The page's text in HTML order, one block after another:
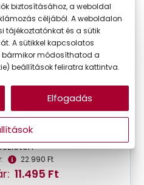
VV00
22.990 Ft
11.495 Ft
biztosításához, a weboldal
céljából. A weboldalon
tájékoztatónkat és a sütik
A sütikkel kapcsolatos
módosíthatod a
beállítások feliratra kattintva.
Elfogadás